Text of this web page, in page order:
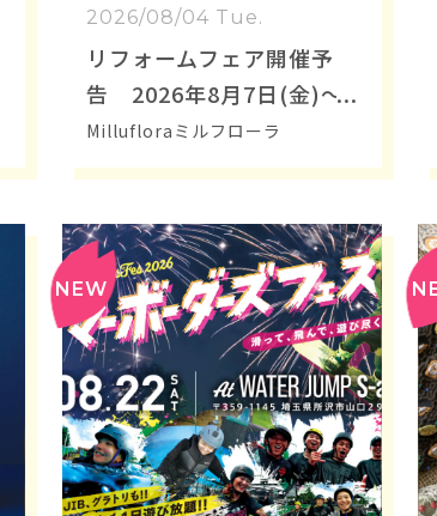
2026/08/04 Tue.
リフォームフェア開催予
告 2026年8月7日(金)～9
日(日)の3日間開催
Millufloraミルフローラ